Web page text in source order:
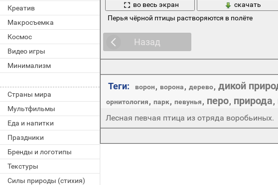
Креатив
Макросъемка
Космос
Видео игры
Минимализм
Страны мира
Мультфильмы
Еда и напитки
Праздники
Бренды и логотипы
Текстуры
Силы природы (стихия)
во весь экран
скачать
Перья чёрной птицы растворяются в полёте
Назад
Теги: ворон, ворона, дерево, дикой
орнитология, парк, певунья, перо, природа,
Лесная певчая птица из отряда воробьиных.